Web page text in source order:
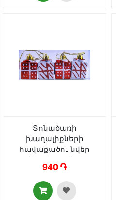
Տոնածառի
խաղալիքների
հավաքածու նվեր
տուփի տեսքով AG241-
41-11 4 հատ
940 ֏